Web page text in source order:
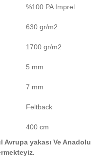
%100 PA Imprel
630 gr/m2
1700 gr/m2
5 mm
7 mm
Feltback
400 cm
yakası Ve Anadolu